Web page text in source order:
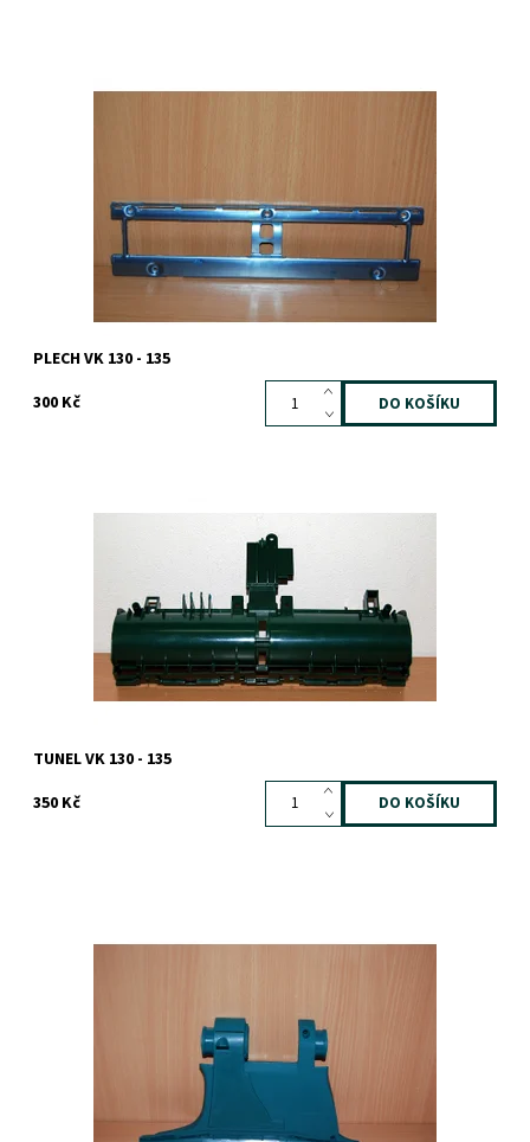
PLECH VK 130 - 135
300 Kč
TUNEL VK 130 - 135
350 Kč
Dostupnost:
Skladem